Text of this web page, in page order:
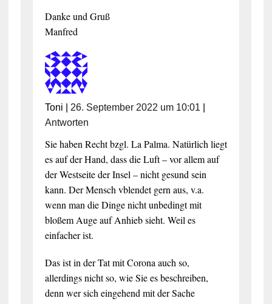
Danke und Gruß
Manfred
Toni 26. September 2022 um 10:01
Antworten
Sie haben Recht bzgl. La Palma. Natürlich liegt
es auf der Hand, dass die Luft – vor allem auf
der Westseite der Insel – nicht gesund sein
kann. Der Mensch vblendet gern aus, v.a.
wenn man die Dinge nicht unbedingt mit
bloßem Auge auf Anhieb sieht. Weil es
einfacher ist.
Das ist in der Tat mit Corona auch so,
allerdings nicht so, wie Sie es beschreiben,
denn wer sich eingehend mit der Sache